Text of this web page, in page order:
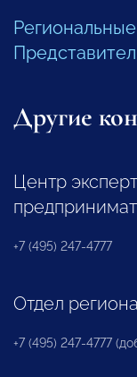
Другие
Центр
+7 (495) 247-4777
Отдел
+7 (495) 247-4777